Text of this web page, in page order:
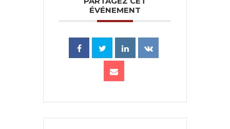
ÉVÉNEMENT